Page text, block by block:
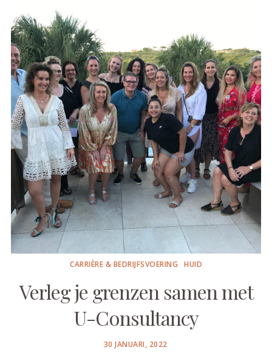
CARRIÈRE & BEDRIJFSVOERING HUID
Verleg je grenzen samen met
U-Consultancy
POSTED
30 JANUARI, 2022